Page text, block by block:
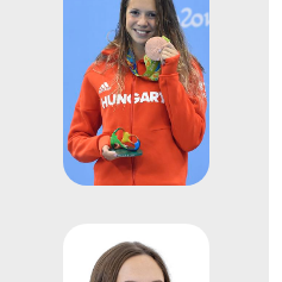
de Janeiro
játékok